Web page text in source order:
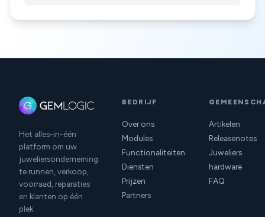
Het alles-in-één
platform om uw
juweliersonderneming
te runnen, verkoop,
voorraad, reparaties
en klanten op één
plek.
BEDRIJF
Over ons
Modules
Functionaliteiten
Diensten
Prijzen
Partners
Artikelen
Releasenotes
Juweliers
hardware
FAQ